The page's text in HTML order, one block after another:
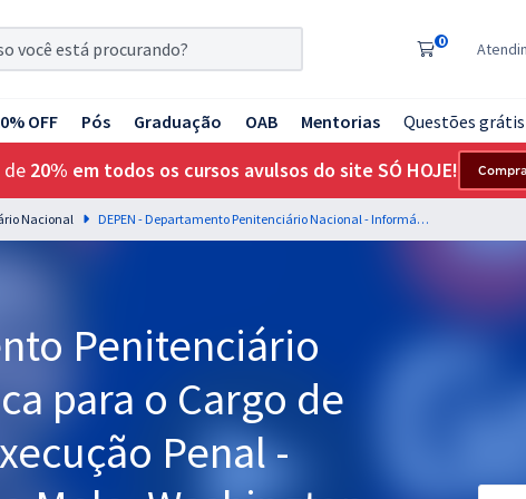
0
OFF Pós Graduação OAB Mentorias Questões grátis
de 20% em todos os cursos avulsos do site SÓ HOJE!
Nacional DEPEN - Departamento Penitenciário Nacional - Informática para o Cargo de Agente Federal de Execução Penal - Professores: Fabrício Melo, Washington Almeida e Cleirton Monte (Pré-edital)
Penitenciário
para o Cargo de
Penal -